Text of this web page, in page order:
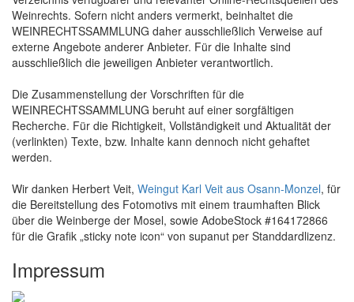
Weinrechts. Sofern nicht anders vermerkt, beinhaltet die
WEINRECHTSSAMMLUNG daher ausschließlich Verweise auf
externe Angebote anderer Anbieter. Für die Inhalte sind
ausschließlich die jeweiligen Anbieter verantwortlich.
Die Zusammenstellung der Vorschriften für die
WEINRECHTSSAMMLUNG beruht auf einer sorgfältigen
Recherche. Für die Richtigkeit, Vollständigkeit und Aktualität der
(verlinkten) Texte, bzw. Inhalte kann dennoch nicht gehaftet
werden.
Wir danken Herbert Veit, Weingut Karl Veit aus Osann-Monzel, für
die Bereitstellung des Fotomotivs mit einem traumhaften Blick
über die Weinberge der Mosel, sowie AdobeStock #164172866
für die Grafik „sticky note icon“ von supanut per Standdardlizenz.
Impressum